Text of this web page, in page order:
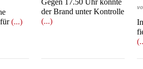
für(...)
Gegen 17.50 Uhr konnte
der Brand unter Kontrolle
(...)